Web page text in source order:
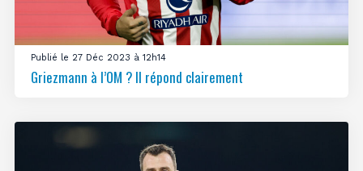
Publié le 27 Déc 2023 à 12h14
Griezmann à l’OM ? Il répond clairement